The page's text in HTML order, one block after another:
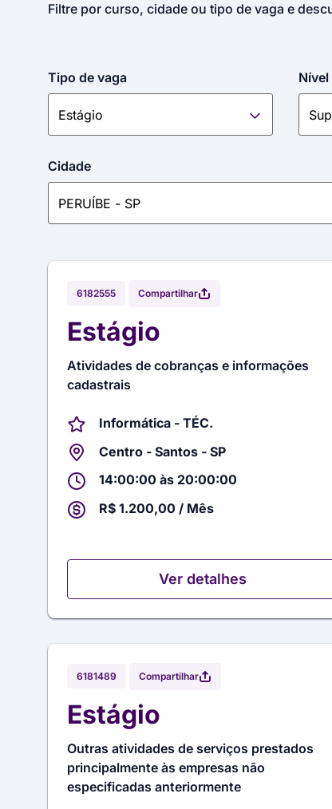
Filtre por curso, cidade ou tipo de vaga e
Tipo de vaga
Cidade
6182555 Compartilhar
Estágio
Atividades de cobranças e informações
cadastrais
Informática - TÉC.
Centro - Santos - SP
14:00:00 às 20:00:00
R$ 1.200,00 / Mês
Ver detalhes
6181489 Compartilhar
Estágio
Outras atividades de serviços prestados
principalmente às empresas não
especificadas anteriormente